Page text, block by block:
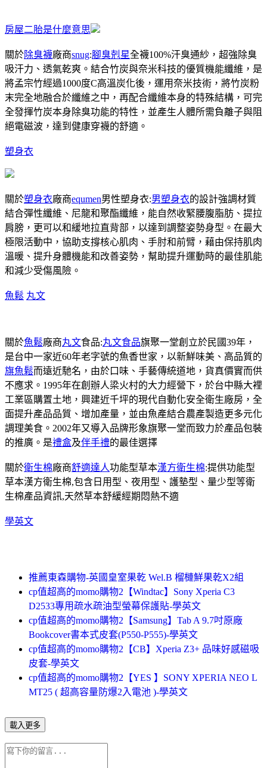
房屋二胎是什麼意思
關於除臭襪廠商snug:腳臭剋星全襪100%汗臭通紗，超強除臭
吸汗力、透氣乾爽。結合竹炭與奈米科技的優質機能纖維，是
將孟宗竹經過1000度C高溫炭化後，運用奈米技術，將竹炭粉
末完全地融合於纖維之中，再配合纖維本身的特殊結構，可完
全發揮竹炭本身除臭功能的特性，並產生人體所需負離子與阻
絕電磁波，達到健康穿襪的舒適。
塑身衣
關於塑身衣廠商equmen男性塑身衣:男塑身衣的設計強調材質
結合彈性纖維、尼龍和聚酯纖維，能自然收緊腰腹脂肪、提拉
肩膀，更可以和緩地拉直背部，以達到調整姿勢身型。在最大
極限活動中，協助支撐核心肌肉、手肘和前臂，藉由保持肌肉
溫暖、提升身體機能和改善姿勢，幫助提升運動時的最佳肌能
和減少受傷風險。
魚鬆 丸文
關於魚鬆廠商丸文食品:丸文食品旗聚一堂創立於民國39年，
是台中一家近60年老字號的魚香世家，以新鮮味美、高品質的
旗魚鬆而遠近馳名，由於口味、手藝傳統道地，貨真價實而供
不應求。1995年在創辦人梁火村的大力經營下，於台中縣大裡
工業區購置土地，興建近千坪的現代自動化安全衛生廠房，全
面提升產品品質、增加產量，並由魚產結合農產製造更多元化
調理美食。2002年又導入品牌形象旗聚一堂而致力於產品包裝
的推廣。是禮盒及伴手禮的最佳選擇
關於衛生棉廠商舒適達人功能型草本漢方衛生棉:提供功能型
草本漢方衛生棉,包含日用型、夜用型、護墊型、量少型等衛
生棉產品資訊,天然草本舒緩經期悶熱不適
學英文
推薦東森購物-英國皇室果乾 Wel.B 榴槤鮮果乾X2組
cp值超高的momo購物2【Windtac】Sony Xperia C3
D2533專用疏水疏油型螢幕保護貼-學英文
cp值超高的momo購物2【Samsung】Tab A 9.7吋原廠
Bookcover書本式皮套(P550-P555)-學英文
cp值超高的momo購物2【CB】Xperia Z3+ 品味好感磁吸
皮套-學英文
cp值超高的momo購物2【YES 】SONY XPERIA NEO L
MT25 ( 超高容量防爆2入電池 )-學英文
載入更多